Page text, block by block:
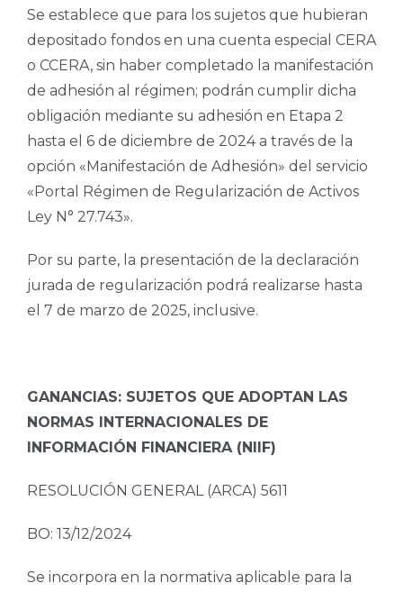
Se establece que para los sujetos que hubieran
depositado fondos en una cuenta especial CERA
o CCERA, sin haber completado la manifestación
de adhesión al régimen; podrán cumplir dicha
obligación mediante su adhesión en Etapa 2
hasta el 6 de diciembre de 2024 a través de la
opción «Manifestación de Adhesión» del servicio
«Portal Régimen de Regularización de Activos
Ley N° 27.743».
Por su parte, la presentación de la declaración
jurada de regularización podrá realizarse hasta
el 7 de marzo de 2025, inclusive.
GANANCIAS: SUJETOS QUE ADOPTAN LAS
NORMAS INTERNACIONALES DE
INFORMACIÓN FINANCIERA (NIIF)
RESOLUCIÓN GENERAL (ARCA) 5611
BO: 13/12/2024
Se incorpora en la normativa aplicable para la